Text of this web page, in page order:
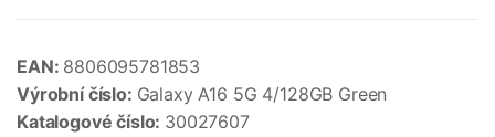
EAN: 8806095781853
Výrobní číslo: Galaxy A16 5G 4/128GB Green
Katalogové číslo: 30027607